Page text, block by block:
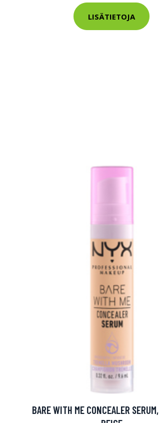
LISÄTIETOJA
BARE WITH ME CONCEALER